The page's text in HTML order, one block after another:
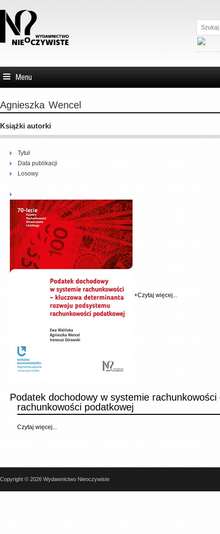
Szukaj...
Menu
Agnieszka Wencel
Książki autorki
Tytuł
Data publikacji
Losowy
+Czytaj więcej...
Podatek dochodowy w systemie
rachunkowości podatkowej
Czytaj więcej...
Copyright © 2026 Wydawnictwo Nieoczywiste